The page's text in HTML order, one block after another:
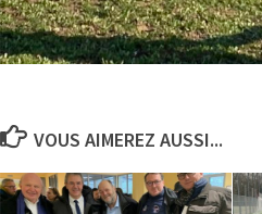
VOUS AIMEREZ AUSSI...